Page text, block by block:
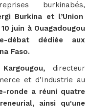
burkinabés,
Burkina et l’Union
juin à Ouagadougou
débat dédiée aux
Faso.
directeur
et d’Industrie au
ronde a réuni quatre
ainsi qu'une